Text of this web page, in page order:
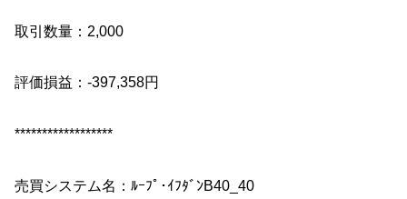
取引数量：2,000
評価損益：-397,358円
******************
売買システム名：ﾙｰﾌﾟ･ｲﾌﾀﾞﾝB40_40